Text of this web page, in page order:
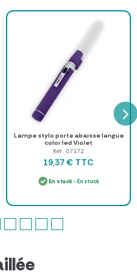
Lampe stylo porte abaisse langue
color led Violet
Réf : 07172
19,37 € TTC
En stock- En stock